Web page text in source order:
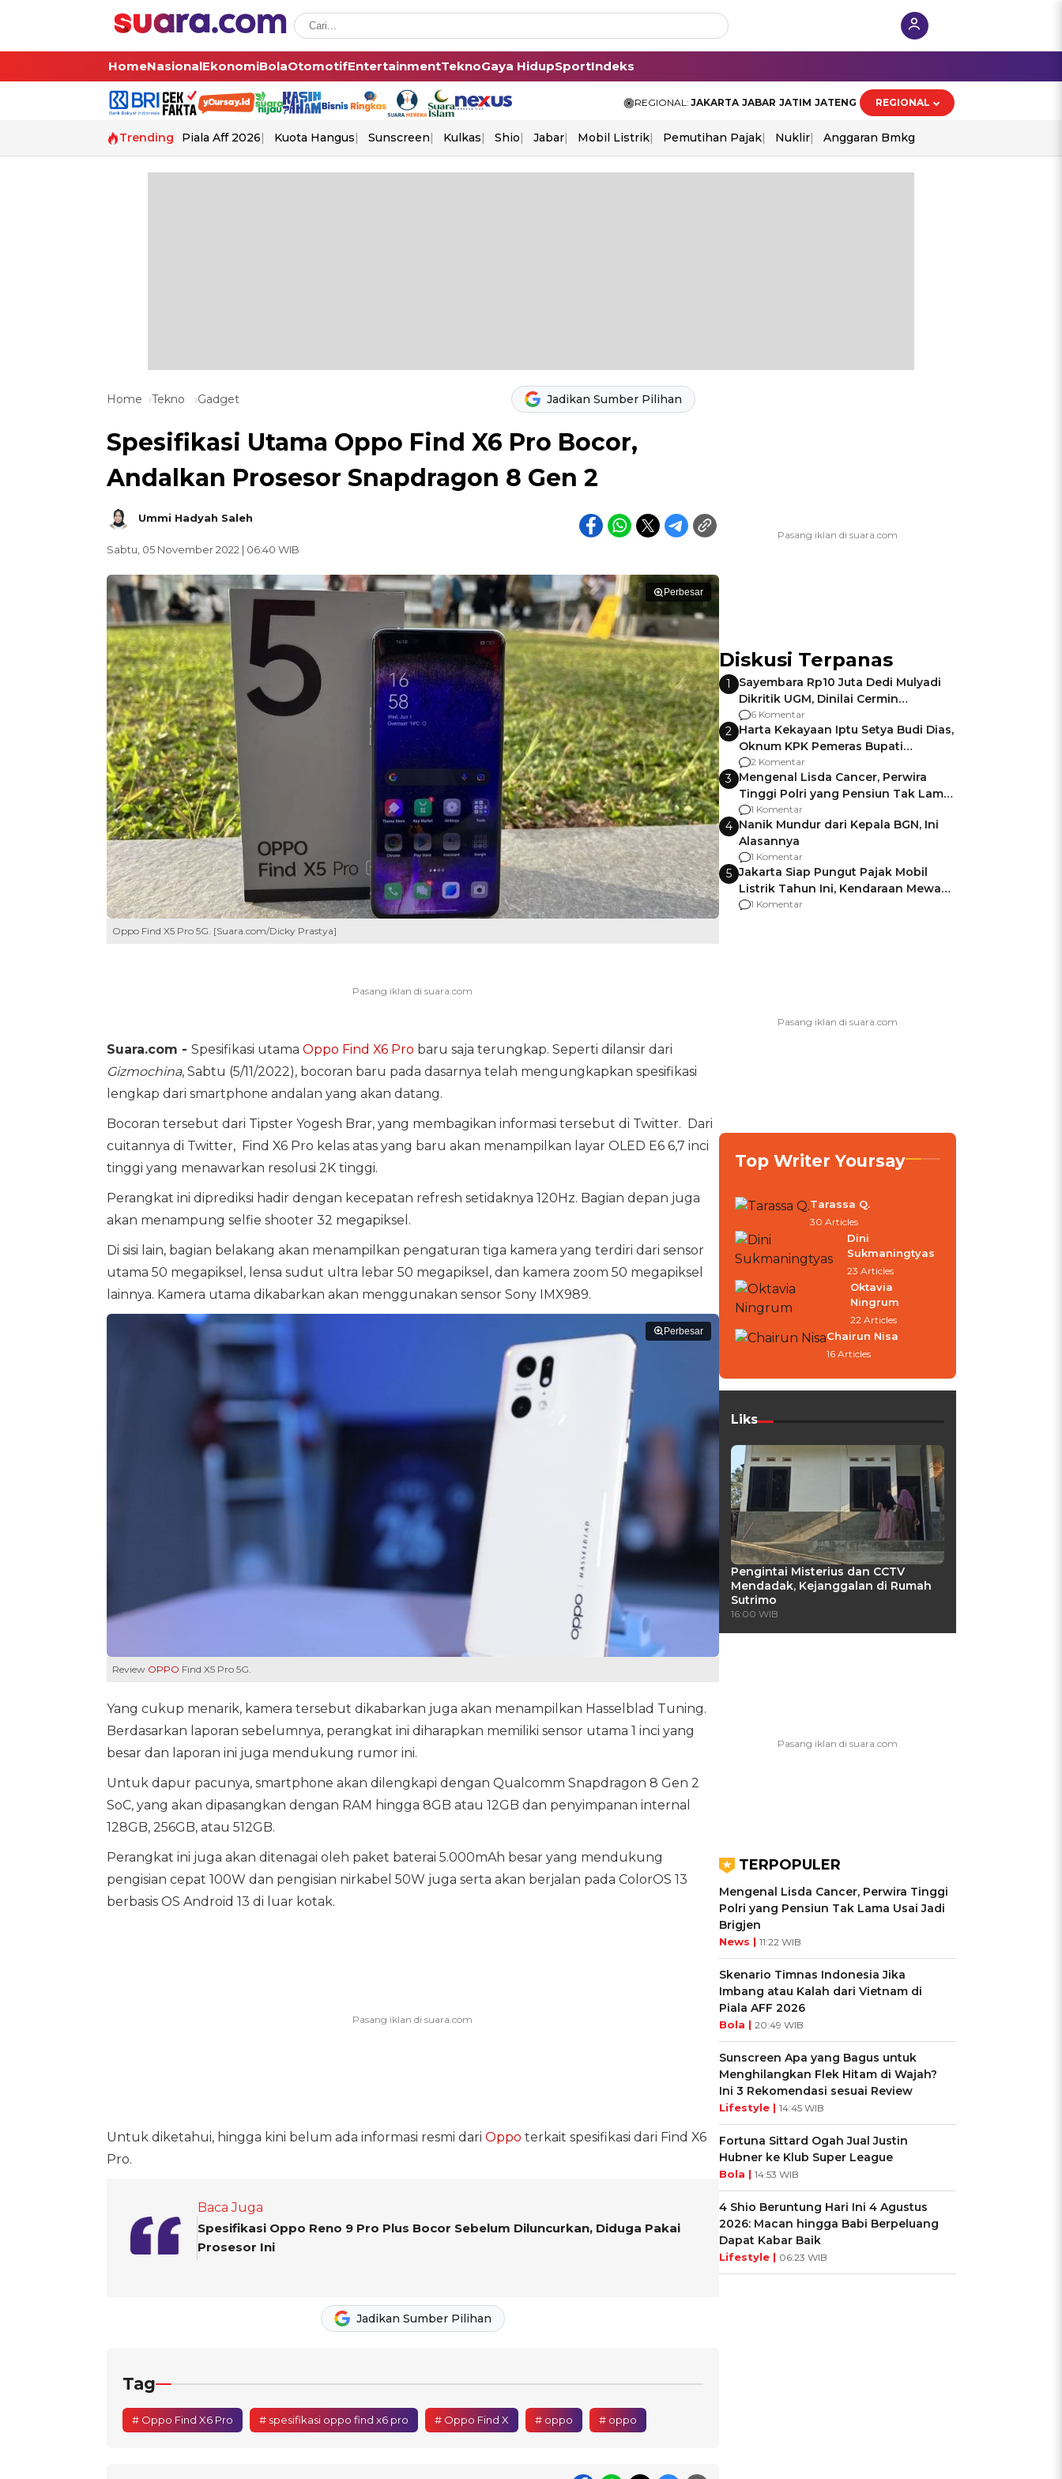
HomeNasionalEkonomiBolaOtomotifEntertainmentTeknoGaya HidupSportIndeks
REGIONAL: JAKARTA JABAR JATIM JATENG REGIONAL
Trending Piala Aff 2026 Kuota Hangus Sunscreen Kulkas Shio Jabar Mobil Listrik Pemutihan Pajak Nuklir Anggaran Bmkg
Home Tekno Gadget Jadikan Sumber Pilihan
Spesifikasi Utama Oppo Find X6 Pro Bocor,
Andalkan Prosesor Snapdragon 8 Gen 2
Ummi Hadyah Saleh
Sabtu, 05 November 2022 | 06:40 WIB
Perbesar
Oppo Find X5 Pro 5G. [Suara.com/Dicky Prastya]
Suara.com - Spesifikasi utama Oppo Find X6 Pro baru saja terungkap. Seperti dilansir dari
Gizmochina, Sabtu (5/11/2022), bocoran baru pada dasarnya telah mengungkapkan spesifikasi
lengkap dari smartphone andalan yang akan datang.
Bocoran tersebut dari Tipster Yogesh Brar, yang membagikan informasi tersebut di Twitter. Dari
cuitannya di Twitter, Find X6 Pro kelas atas yang baru akan menampilkan layar OLED E6 6,7 inci
tinggi yang menawarkan resolusi 2K tinggi.
Perangkat ini diprediksi hadir dengan kecepatan refresh setidaknya 120Hz. Bagian depan juga
akan menampung selfie shooter 32 megapiksel.
Di sisi lain, bagian belakang akan menampilkan pengaturan tiga kamera yang terdiri dari sensor
utama 50 megapiksel, lensa sudut ultra lebar 50 megapiksel, dan kamera zoom 50 megapiksel
lainnya. Kamera utama dikabarkan akan menggunakan sensor Sony IMX989.
Perbesar
Review OPPO Find X5 Pro 5G.
Yang cukup menarik, kamera tersebut dikabarkan juga akan menampilkan Hasselblad Tuning.
Berdasarkan laporan sebelumnya, perangkat ini diharapkan memiliki sensor utama 1 inci yang
besar dan laporan ini juga mendukung rumor ini.
Untuk dapur pacunya, smartphone akan dilengkapi dengan Qualcomm Snapdragon 8 Gen 2
SoC, yang akan dipasangkan dengan RAM hingga 8GB atau 12GB dan penyimpanan internal
128GB, 256GB, atau 512GB.
Perangkat ini juga akan ditenagai oleh paket baterai 5.000mAh besar yang mendukung
pengisian cepat 100W dan pengisian nirkabel 50W juga serta akan berjalan pada ColorOS 13
berbasis OS Android 13 di luar kotak.
Untuk diketahui, hingga kini belum ada informasi resmi dari Oppo terkait spesifikasi dari Find X6
Pro.
Baca Juga
Spesifikasi Oppo Reno 9 Pro Plus Bocor Sebelum Diluncurkan, Diduga Pakai
Prosesor Ini
Jadikan Sumber Pilihan
Tag
# Oppo Find X6 Pro # spesifikasi oppo find x6 pro # Oppo Find X # oppo # oppo
Diskusi Terpanas
1
Sayembara Rp10 Juta Dedi Mulyadi
Dikritik UGM, Dinilai Cermin
Gagalnya Negara Jamin Keamanan
6 Komentar
2 Harta Kekayaan Iptu Setya Budi Dias,
Oknum KPK Pemeras Bupati
Pemalang
2 Komentar
3 Mengenal Lisda Cancer, Perwira
Tinggi Polri yang Pensiun Tak Lama
Usai Jadi Brigjen
1 Komentar
4 Nanik Mundur dari Kepala BGN, Ini
Alasannya
1 Komentar
5 Jakarta Siap Pungut Pajak Mobil
Listrik Tahun Ini, Kendaraan Mewah
Kena hingga 75% PKB
1 Komentar
Top Writer Yoursay
Tarassa Q.
30 Articles
Dini
Sukmaningtyas
23 Articles
Oktavia
Ningrum
22 Articles
Chairun Nisa
16 Articles
Liks
Pengintai Misterius dan CCTV
Mendadak, Kejanggalan di Rumah
Sutrimo
16:00 WIB
TERPOPULER
Mengenal Lisda Cancer, Perwira Tinggi
Polri yang Pensiun Tak Lama Usai Jadi
Brigjen
News | 11:22 WIB
Skenario Timnas Indonesia Jika
Imbang atau Kalah dari Vietnam di
Piala AFF 2026
Bola | 20:49 WIB
Sunscreen Apa yang Bagus untuk
Menghilangkan Flek Hitam di Wajah?
Ini 3 Rekomendasi sesuai Review
Lifestyle | 14:45 WIB
Fortuna Sittard Ogah Jual Justin
Hubner ke Klub Super League
Bola | 14:53 WIB
4 Shio Beruntung Hari Ini 4 Agustus
2026: Macan hingga Babi Berpeluang
Dapat Kabar Baik
Lifestyle | 06:23 WIB